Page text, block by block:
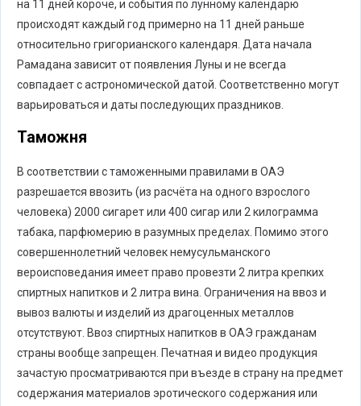
на 11 дней короче, и события по лунному календарю
происходят каждый год примерно на 11 дней раньше
относительно григорианского календаря. Дата начала
Рамадана зависит от появления Луны и не всегда
совпадает с астрономической датой. Соответственно могут
варьироваться и даты последующих праздников.
Таможня
В соответствии с таможенными правилами в ОАЭ
разрешается ввозить (из расчёта на одного взрослого
человека) 2000 сигарет или 400 сигар или 2 килограмма
табака, парфюмерию в разумных пределах. Помимо этого
совершеннолетний человек немусульманского
вероисповедания имеет право провезти 2 литра крепких
спиртных напитков и 2 литра вина. Ограничения на ввоз и
вывоз валюты и изделий из драгоценных металлов
отсутствуют. Ввоз спиртных напитков в ОАЭ гражданам
страны вообще запрещен. Печатная и видео продукция
зачастую просматриваются при въезде в страну на предмет
содержания материалов эротического содержания или